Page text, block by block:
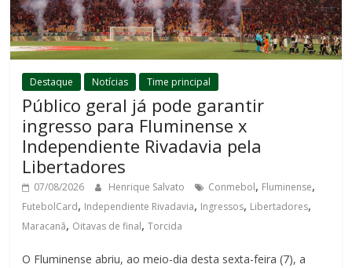
Destaque Notícias Time principal
Público geral já pode garantir
ingresso para Fluminense x
Independiente Rivadavia pela
Libertadores
07/08/2026 Henrique Salvato Conmebol, Fluminense,
FutebolCard, Independiente Rivadavia, Ingressos, Libertadores,
Maracanã, Oitavas de final,Torcida
O Fluminense abriu, ao meio-dia desta sexta-feira (7), a